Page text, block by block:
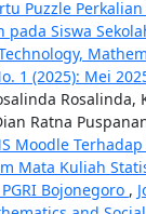
Puzzle
pada Siswa
1 (2025): Mei
Rosalinda,
Ratna
Moodle
Mata Kuliah
Bojonegoro ,